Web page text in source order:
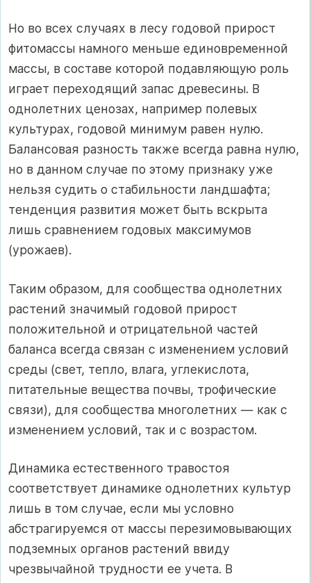
Но во всех случаях в лесу годовой прирост
фитомассы намного меньше единовременной
массы, в составе которой подавляющую роль
играет переходящий запас древесины. В
однолетних ценозах, например полевых
культурах, годовой минимум равен нулю.
Балансовая разность также всегда равна нулю,
но в данном случае по этому признаку уже
нельзя судить о стабильности ландшафта;
тенденция развития может быть вскрыта
лишь сравнением годовых максимумов
(урожаев).
Таким образом, для сообщества однолетних
растений значимый годовой прирост
положительной и отрицательной частей
баланса всегда связан с изменением условий
среды (свет, тепло, влага, углекислота,
питательные вещества почвы, трофические
связи), для сообщества многолетних — как с
изменением условий, так и с возрастом.
Динамика естественного травостоя
соответствует динамике однолетних культур
лишь в том случае, если мы условно
абстрагируемся от массы перезимовывающих
подземных органов растений ввиду
чрезвычайной трудности ее учета. В